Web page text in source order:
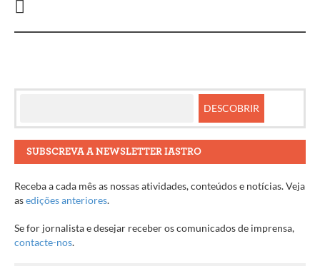
entre
artigos
SUBSCREVA A NEWSLETTER IASTRO
Receba a cada mês as nossas atividades, conteúdos e notícias. Veja
asedições anteriores.
Se for jornalista e desejar receber os comunicados de imprensa,
contacte-nos.